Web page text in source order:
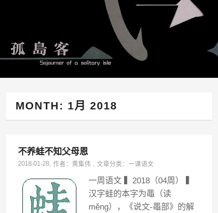
MONTH: 1月 2018
不养蛙不知父母恩
2018-01-28, 作者：黄集伟 ,文章分类：一课语文
一周语文 ▍2018（04周） ▍
汉字蛙的本字为黽（读
měng），《说文-黽部》的解